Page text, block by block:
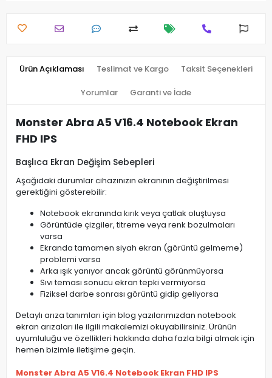
Ürün Açıklaması Teslimat ve Kargo Taksit Seçenekleri
Yorumlar Garanti ve İade
Monster Abra A5 V16.4 Notebook Ekran
FHD IPS
Başlıca Ekran Değişim Sebepleri
Aşağıdaki durumlar cihazınızın ekranının değiştirilmesi
gerektiğini gösterebilir:
Notebook ekranında kırık veya çatlak oluştuysa
Görüntüde çizgiler, titreme veya renk bozulmaları
varsa
Ekranda tamamen siyah ekran (görüntü gelmeme)
problemi varsa
Arka ışık yanıyor ancak görüntü görünmüyorsa
Sıvı teması sonucu ekran tepki vermiyorsa
Fiziksel darbe sonrası görüntü gidip geliyorsa
Detaylı arıza tanımları için blog yazılarımızdan notebook
ekran arızaları ile ilgili makalemizi okuyabilirsiniz. Ürünün
uyumluluğu ve özellikleri hakkında daha fazla bilgi almak için
hemen bizimle iletişime geçin.
Monster Abra A5 V16.4 Notebook Ekran FHD IPS